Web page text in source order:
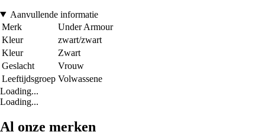
Aanvullende informatie
Merk
Under Armour
Kleur
zwart/zwart
Kleur
Zwart
Geslacht
Vrouw
Leeftijdsgroep Volwassene
Loading...
Loading...
Al onze merken